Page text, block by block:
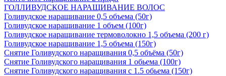
ГОЛЛИВУДСКОЕ НАРАЩИВАНИЕ ВОЛОС
Голивудское наращивание 0,5 объема (50г)
Голивудское наращивание 1 объем (100г)
Голивудское наращивание термоволокно 1,5 объема (200 г)
Голивудское наращивание 1,5 объема (150г)
Снятие Голивудского наращивания 0,5 объёма (50г)
Снятие Голивудского наращивания 1 обьема (100г)
Снятие Голивудского наращивания с 1.5 обьема (150г)